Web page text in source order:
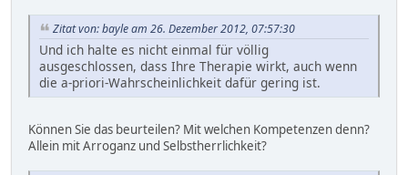
Zitat von: bayle am 26. Dezember 2012, 07:57:30
Und ich halte es nicht einmal für völlig
ausgeschlossen, dass Ihre Therapie wirkt, auch wenn
die a-priori-Wahrscheinlichkeit dafür gering ist.
Können Sie das beurteilen? Mit welchen Kompetenzen denn?
Allein mit Arroganz und Selbstherrlichkeit?